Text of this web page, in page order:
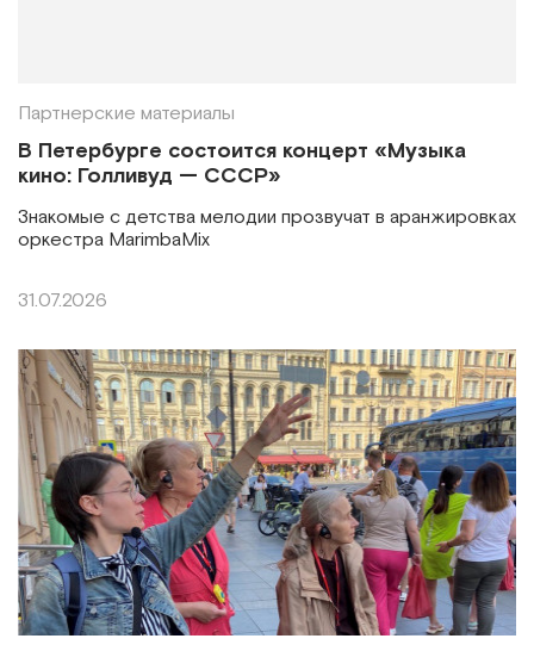
Партнерские материалы
В Петербурге состоится концерт «Музыка
кино: Голливуд — СССР»
Знакомые с детства мелодии прозвучат в аранжировках
оркестра MarimbaMix
31.07.2026